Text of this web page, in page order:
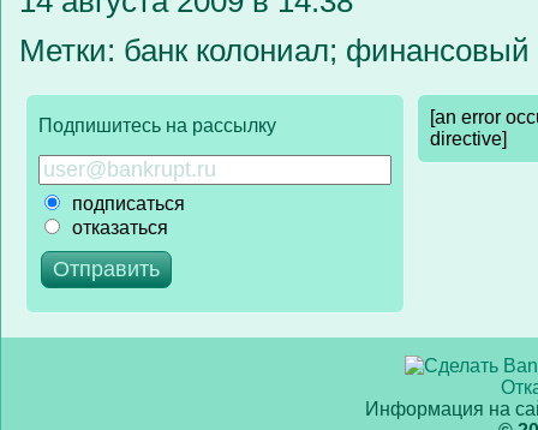
Метки: банк колониал; финансовый
Подпишитесь на рассылку
подписаться
отказаться
[an error
directive]
Информация на